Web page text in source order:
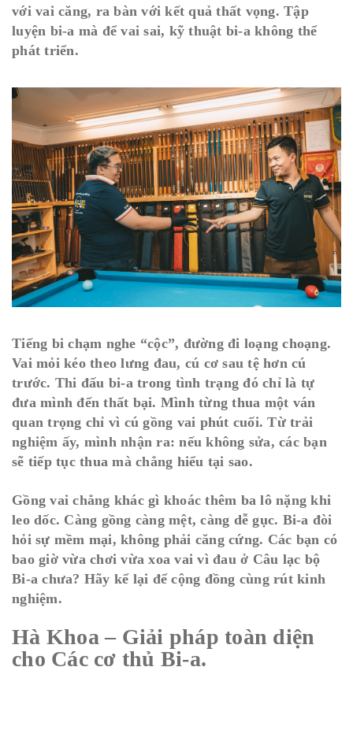
với vai căng, ra bàn với kết quả thất vọng. Tập
luyện bi-a mà để vai sai, kỹ thuật bi-a không thể
phát triển.
Tiếng bi chạm nghe “cộc”, đường đi loạng choạng.
Vai mỏi kéo theo lưng đau, cú cơ sau tệ hơn cú
trước. Thi đấu bi-a trong tình trạng đó chỉ là tự
đưa mình đến thất bại. Mình từng thua một ván
quan trọng chỉ vì cú gồng vai phút cuối. Từ trải
nghiệm ấy, mình nhận ra: nếu không sửa, các bạn
sẽ tiếp tục thua mà chẳng hiểu tại sao.
Gồng vai chẳng khác gì khoác thêm ba lô nặng khi
leo dốc. Càng gồng càng mệt, càng dễ gục. Bi-a đòi
hỏi sự mềm mại, không phải căng cứng. Các bạn có
bao giờ vừa chơi vừa xoa vai vì đau ở Câu lạc bộ
Bi-a chưa? Hãy kể lại để cộng đồng cùng rút kinh
nghiệm.
Hà Khoa – Giải pháp toàn diện
cho Các cơ thủ Bi-a.